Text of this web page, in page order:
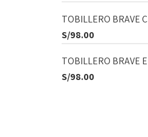
TOBILLERO BRAVE C
S/98.00
TOBILLERO BRAVE E
S/98.00